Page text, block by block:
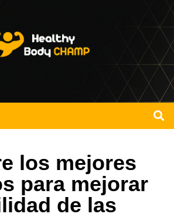
los mejores
para mejorar
de las